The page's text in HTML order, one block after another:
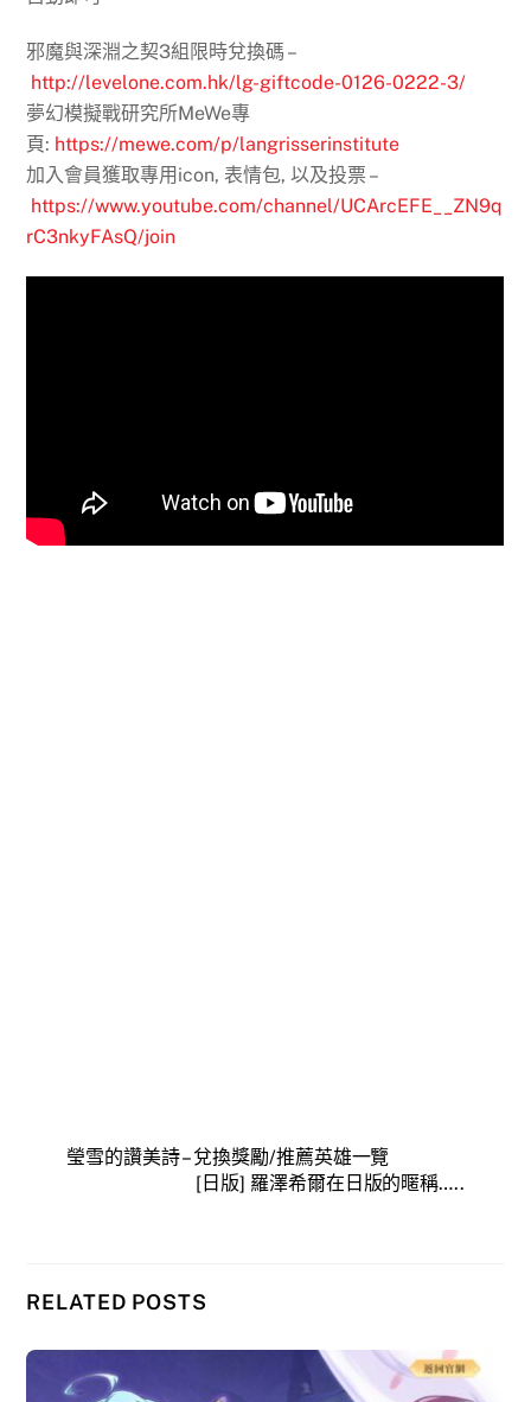
邪魔與深淵之契3組限時兌換碼 –
http://levelone.com.hk/lg-giftcode-0126-0222-3/
夢幻模擬戰研究所MeWe專
頁: https://mewe.com/p/langrisserinstitute
加入會員獲取專用icon, 表情包, 以及投票 –
https://www.youtube.com/channel/UCArcEFE__ZN9q
rC3nkyFAsQ/join
瑩雪的讚美詩 – 兌換獎勵/推薦英雄一覽
[日版] 羅澤希爾在日版的暱稱…..
RELATED POSTS